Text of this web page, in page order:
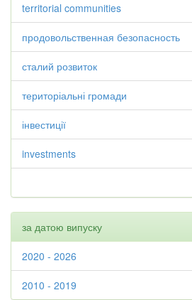
territorial communities
продовольственная безопасность
сталий розвиток
територіальні громади
інвестиції
investments
за датою випуску
2020 - 2026
2010 - 2019